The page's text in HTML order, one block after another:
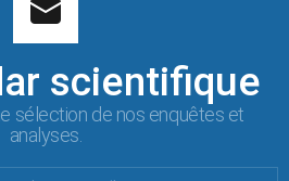
scientifique
sélection de nos enquêtes et
analyses.